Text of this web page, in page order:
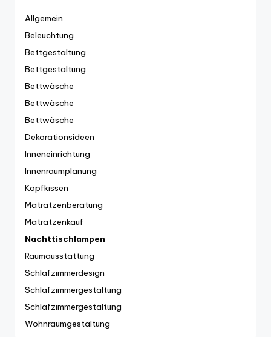
Allgemein
Beleuchtung
Bettgestaltung
Bettgestaltung
Bettwäsche
Bettwäsche
Bettwäsche
Dekorationsideen
Inneneinrichtung
Innenraumplanung
Kopfkissen
Matratzenberatung
Matratzenkauf
Nachttischlampen
Raumausstattung
Schlafzimmerdesign
Schlafzimmergestaltung
Schlafzimmergestaltung
Wohnraumgestaltung